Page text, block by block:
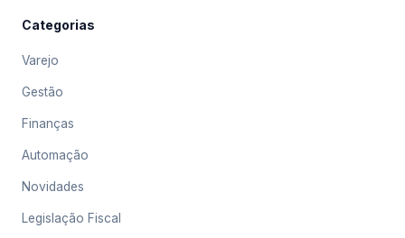
Categorias
Varejo
Gestão
Finanças
Automação
Novidades
Legislação Fiscal